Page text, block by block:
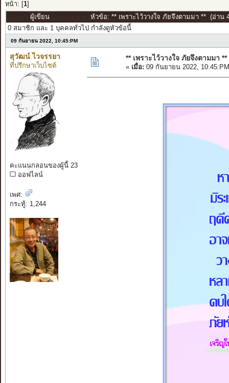
หน้า: [ 1]
ผู้เขียน
หัวข้อ: ** เพราะไว้วางใจ ภัยจึงตามมา ** (อ่าน
0 สมาชิก และ 1 บุคคลทั่วไป กำลังดูหัวข้อนี้
09 กันยายน 2022, 10:45:PM
สุวัฒน์ ไวจรรยา
ที่ปรึกษาเว็บไซต์
คะแนนกลอนของผู้นี้ 23
ออฟไลน์
เพศ:
กระทู้: 1,244
** เพราะไว้วางใจ ภัยจึงตามมา **
« เมื่อ: 09 กันยายน 2022,